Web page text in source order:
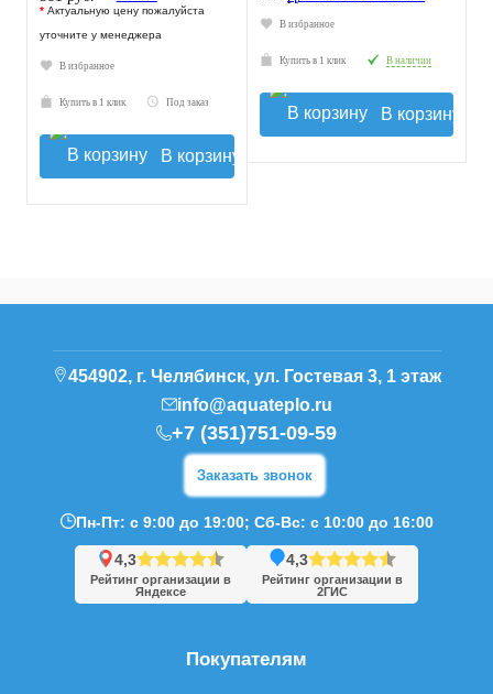
* Актуальную цену пожалуйста
уточните у менеджера
В избранное
Купить в 1 клик Под заказ
В корзину
В избранное
Купить в 1 клик В наличии
В корзину
Покупателям
454902, г. Челябинск, ул. Гостевая 3, 1 этаж
info@aquateplo.ru
+7 (351)751-09-59
Заказать звонок
Пн-Пт: с 9:00 до 19:00; Сб-Вс: с 10:00 до 16:00
4,3
Рейтинг организации в
Яндексе
4,3
Рейтинг организации в
2ГИС